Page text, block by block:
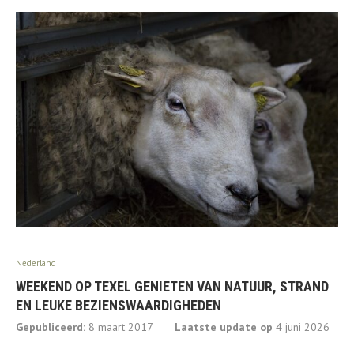
Nederland
WEEKEND OP TEXEL GENIETEN VAN NATUUR, STRAND
EN LEUKE BEZIENSWAARDIGHEDEN
Gepubliceerd: 8 maart 2017 Laatste update op 4 juni 2026